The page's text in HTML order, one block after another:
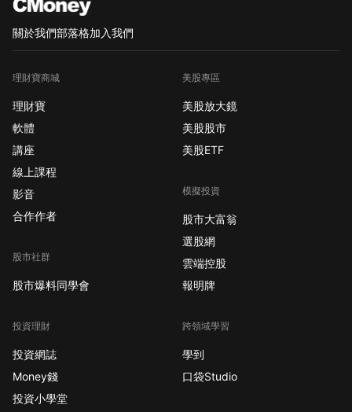
關於我們部落格加入我們
理財寶商城
理財寶
軟體
講座
線上課程
影音
合作作者
股市社群
股市爆料同學會
投資理財
投資網誌
Money錢
投資小學堂
美股專區
美股放大鏡
美股股市
美股ETF
模擬投資
股市大富翁
選股網
雲端控股
報明牌
跨領域學習
學到
口袋Studio